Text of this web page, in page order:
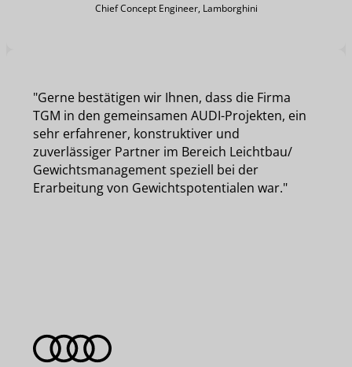
Chief Concept Engineer, Lamborghini
"Gerne bestätigen wir Ihnen, dass die Firma
TGM in den gemeinsamen AUDI-Projekten, ein
sehr erfahrener, konstruktiver und
zuverlässiger Partner im Bereich Leichtbau/
Gewichtsmanagement speziell bei der
Erarbeitung von Gewichtspotentialen war."